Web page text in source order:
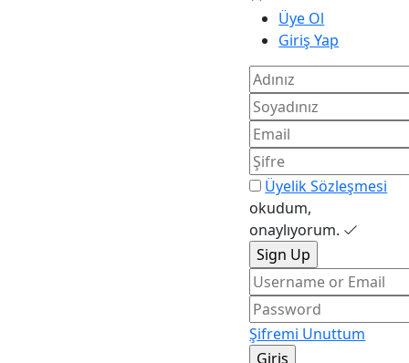
Üye Ol
Giriş Yap
Üyelik Sözleşmesi
okudum,
onaylıyorum.
Şifremi Unuttum